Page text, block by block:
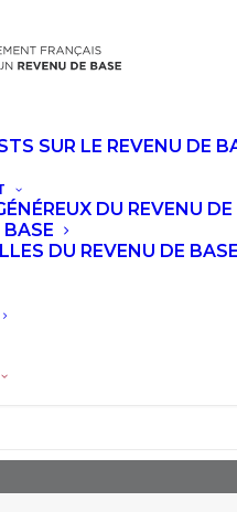
SUR LE REVENU DE
DU REVENU
BASE
DU REVENU DE BASE